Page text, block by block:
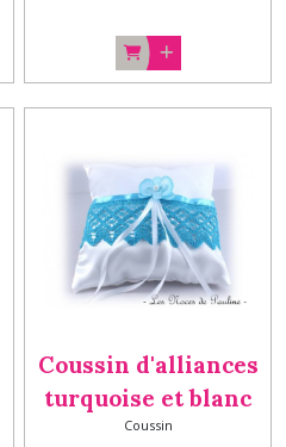
Coussin d'alliances
turquoise et blanc
orchidée et dentelle
Coussin